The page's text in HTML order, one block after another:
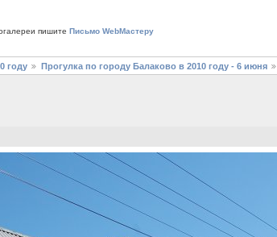
пишите Письмо WebМастеру
году Прогулка по городу Балаково в 2010 году - 6 июня